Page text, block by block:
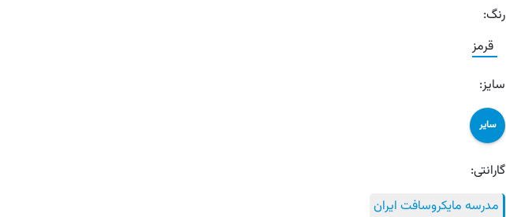
رنگ:
قرمز
سایز:
سایر
گارانتی:
مدرسه مایکروسافت ایران